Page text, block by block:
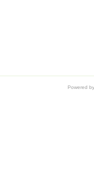
Powered